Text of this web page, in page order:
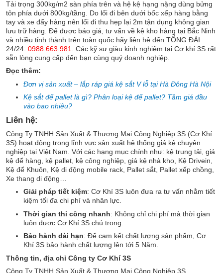
Tải trọng 300kg/m2 sàn phía trên và hệ kệ hạng nặng dùng bửng
tôn phía dưới 800kg/tầng. Do lối đi bên dưới bốc xếp hàng bằng
tay và xe đẩy hàng nên lối đi thu hẹp lại 2m tận dụng không gian
lưu trữ hàng. Để được báo giá, tư vấn về kệ kho hàng tại Bắc Ninh
và nhiều tỉnh thành trên toàn quốc hãy liên hệ đến TỔNG ĐÀI
24/24: 0988.663.981
. Các kỹ sư giàu kinh nghiệm tại Cơ khí 3S rất
sẵn lòng cung cấp đến bạn cùng quý doanh nghiệp.
Đọc thêm:
Đơn vị sản xuất – lắp ráp giá kệ sắt V lỗ tại Hà Đông Hà Nội
Kệ sắt để pallet là gì? Phân loại kệ để pallet? Tầm giá đầu
vào bao nhiêu?
Liên hệ:
Công Ty TNHH Sản Xuất & Thương Mại Công Nghiệp 3S (Cơ Khí
3S) hoạt động trong lĩnh vực sản xuất hệ thống giá kệ chuyên
nghiệp tại Việt Nam. Với các hạng mục chính như: kệ trung tải, giá
kệ để hàng, kệ pallet, kệ công nghiệp, giá kệ nhà kho, Kệ Drivein,
Kệ để Khuôn, Kệ di động mobile rack, Pallet sắt, Pallet xếp chồng,
Xe thang di động…
Giải pháp tiết kiệm: Cơ Khí 3S luôn đưa ra tư vấn nhằm tiết
kiệm tối đa chi phí và nhân lực.
Thời gian thi công nhanh: Không chỉ chi phí mà thời gian
luôn được Cơ Khí 3S chú trọng.
Bảo hành dài hạn: Để cam kết chất lượng sản phẩm, Cơ
Khí 3S bảo hành chất lượng lên tới 5 Năm.
Thông tin, địa chỉ Công ty Cơ Khí 3S
Công Ty TNHH Sản Xuất & Thương Mại Công Nghiệp 3S